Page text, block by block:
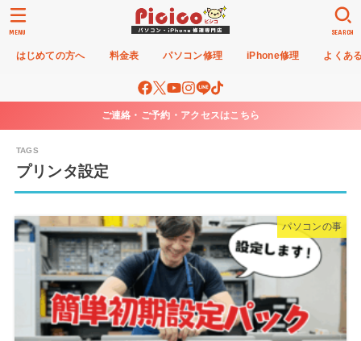
はじめての方へ 料金表 パソコン修理 iPhone修理 よくあ
SEARCH
MENU
ご連絡・ご予約・アクセスはこちら
プリンタ設定
パソコンの事